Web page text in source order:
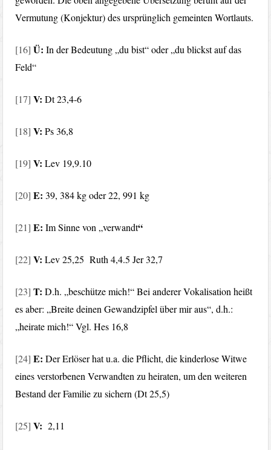
Vermutung (Konjektur) des ursprünglich gemeinten Wortlauts.
[16] Ü:In der Bedeutung „du bist“ oder „du blickst auf das
Feld“
[17] V:Dt 23,4-6
[18] V: Ps 36,8
[19] V:Lev 19,9.10
[20] E: 39, 384 kg oder 22, 991 kg
[21] E:Im Sinne von „verwandt“
[22] V:Lev 25,25 Ruth 4,4.5 Jer 32,7
[23] T: D.h. „beschütze mich!“ Bei anderer Vokalisation heißt
es aber: „Breite deinen Gewandzipfel über mir aus“, d.h.:
„heirate mich!“ Vgl. Hes 16,8
[24] E:Der Erlöser hat u.a. die Pflicht, die kinderlose Witwe
eines verstorbenen Verwandten zu heiraten, um den weiteren
Bestand der Familie zu sichern (Dt 25,5)
[25] V:2,11